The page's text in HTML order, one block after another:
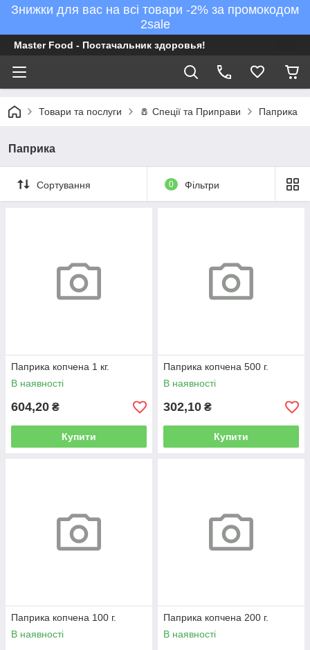
Знижки для вас на всі товари -2% за промокодом
2sale
Master Food - Постачальник здоровья!
Товари та послуги 🧂 Спеції та Приправи Паприка
Паприка
Сортування 0 Фільтри
Паприка копчена 1 кг.
В наявності
604,20 ₴
Купити
Паприка копчена 500 г.
В наявності
302,10 ₴
Купити
Паприка копчена 100 г.
В наявності
Паприка копчена 200 г.
В наявності